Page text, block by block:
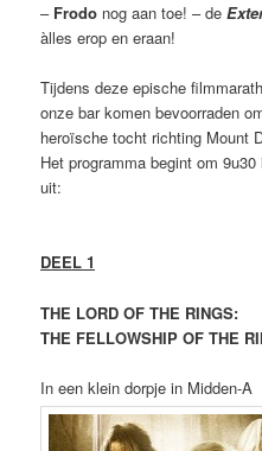
– Frodo nog aan toe! – de
àlles erop en eraan!
Tijdens deze epische
onze bar komen bevoorraden
heroïsche tocht richting Mount
Het programma begint om
uit:
DEEL 1
THE LORD OF THE RINGS:
THE FELLOWSHIP OF THE
In een klein dorpje in Midden-A